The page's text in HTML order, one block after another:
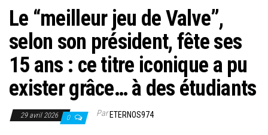
Le “meilleur jeu de Valve”,
selon son président, fête ses
15 ans : ce titre iconique a pu
exister grâce… à des étudiants
29 avril 2026 0 ParETERNOS974